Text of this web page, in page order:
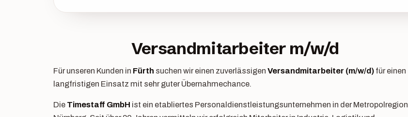
Versandmitarbeiter m/w/d
Für unseren Kunden in Fürth suchen wir einen zuverlässigen Versandmitarbeiter (m/w/d) für einen
langfristigen Einsatz mit sehr guter Übernahmechance.
Die Timestaff GmbH ist ein etabliertes Personaldienstleistungsunternehmen in der Metropolregion